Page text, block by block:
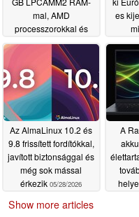
mal, AMD
processzorokkal és
120 Hz-es OLED
kijelzővel05/29/2026
es
Az AlmaLinux 10.2 és
9.8 frissített fordítókkal,
javított biztonsággal és
még sok mással
érkezik 05/28/2026
A
Show more articles